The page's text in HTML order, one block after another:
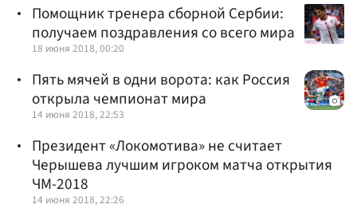
Помощник тренера сборной Сербии:
получаем поздравления со всего мира
18 июня 2018, 00:20
Пять мячей в одни ворота: как Россия
открыла чемпионат мира
14 июня 2018, 22:53
Президент «Локомотива» не считает
Черышева лучшим игроком матча открытия
ЧМ-2018
14 июня 2018, 22:26